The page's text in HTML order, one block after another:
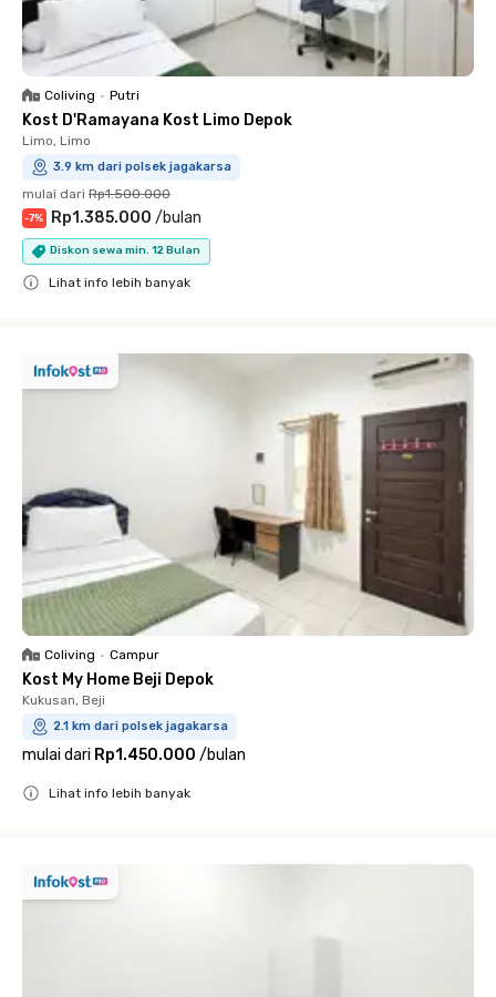
Coliving • Putri
Kost D'Ramayana Kost Limo Depok
Limo, Limo
3.9 km dari polsek jagakarsa
mulai dari Rp1.500.000
-7% Rp1.385.000 /bulan
Diskon sewa min. 12 Bulan
Lihat info lebih banyak
Coliving • Campur
Kost My Home Beji Depok
Kukusan, Beji
2.1 km dari polsek jagakarsa
mulai dari Rp1.450.000 /bulan
Lihat info lebih banyak